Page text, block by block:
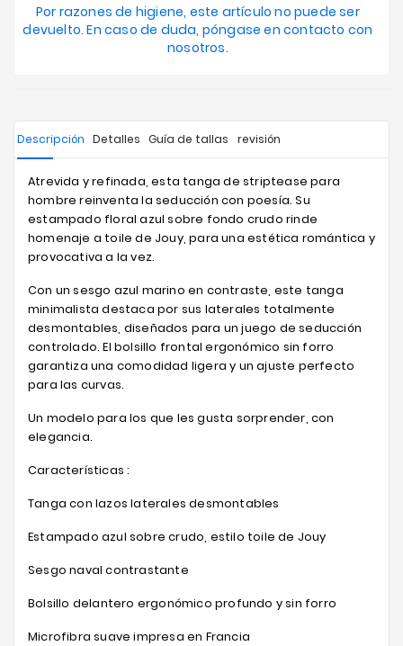
Por razones de higiene, este artículo no puede ser
devuelto. En caso de duda, póngase en contacto con
nosotros.
Descripción Detalles Guía de tallas revisión
Atrevida y refinada, esta tanga de striptease para
hombre reinventa la seducción con poesía. Su
estampado floral azul sobre fondo crudo rinde
homenaje a toile de Jouy, para una estética romántica y
provocativa a la vez.
Con un sesgo azul marino en contraste, este tanga
minimalista destaca por sus laterales totalmente
desmontables, diseñados para un juego de seducción
controlado. El bolsillo frontal ergonómico sin forro
garantiza una comodidad ligera y un ajuste perfecto
para las curvas.
Un modelo para los que les gusta sorprender, con
elegancia.
Características :
Tanga con lazos laterales desmontables
Estampado azul sobre crudo, estilo toile de Jouy
Sesgo naval contrastante
Bolsillo delantero ergonómico profundo y sin forro
Microfibra suave impresa en Francia